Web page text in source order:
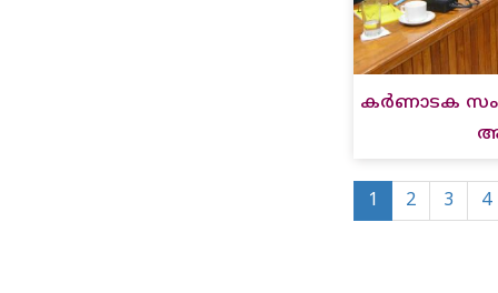
കർണാടക
1 2 3 4